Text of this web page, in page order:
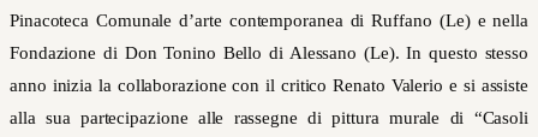
Pinacoteca Comunale d’arte contemporanea di Ruffano (Le) e nella
Fondazione di Don Tonino Bello di Alessano (Le). In questo stesso
anno inizia la collaborazione con il critico Renato Valerio e si assiste
alla sua partecipazione alle rassegne di pittura murale di “Casoli